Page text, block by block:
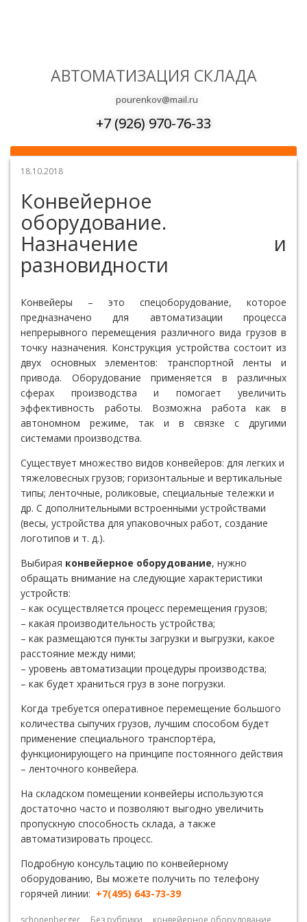
АВТОМАТИЗАЦИЯ СКЛАДА
pourenkov@mail.ru
+7 (926) 970-76-33
18.10.2018
Конвейерное
оборудование.
Назначение и
разновидности
Конвейеры – это спецоборудование, которое
предназначено для автоматизации процесса
непрерывного перемещения различного вида грузов в
точку назначения. Конструкция устройства состоит из
двух основных элементов: транспортной ленты и
привода. Оборудование применяется в различных
сферах производства и помогает увеличить
эффективность работы. Возможна работа как в
автономном режиме, так и в связке с другими
системами производства.
Существует множество видов конвейеров: для легких и
тяжеловесных грузов; горизонтальные и вертикальные
типы; ленточные, роликовые, специальные тележки и
др. С дополнительными встроенными устройствами
(весы, устройства для упаковочных работ, создание
логотипов и т. д.).
Выбирая конвейерное оборудование, нужно
обращать внимание на следующие характеристики
устройств:
– как осуществляется процесс перемещения грузов;
– какая производительность устройства;
– как размещаются пункты загрузки и выгрузки, какое
расстояние между ними;
– уровень автоматизации процедуры производства;
– как будет храниться груз в зоне погрузки.
Когда требуется оперативное перемещение большого
количества сыпучих грузов, лучшим способом будет
применение специального транспортёра,
функционирующего на принципе постоянного действия
– ленточного конвейера.
На складском помещении конвейеры используются
достаточно часто и позволяют выгодно увеличить
пропускную способность склада, а также
автоматизировать процесс.
Подробную консультацию по конвейерному
оборудованию, Вы можете получить по телефону
горячей линии: +7(495) 643-73-39